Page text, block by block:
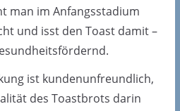
man im Anfangsstadium
und isst den Toast damit –
ist kundenunfreundlich,
des Toastbrots darin